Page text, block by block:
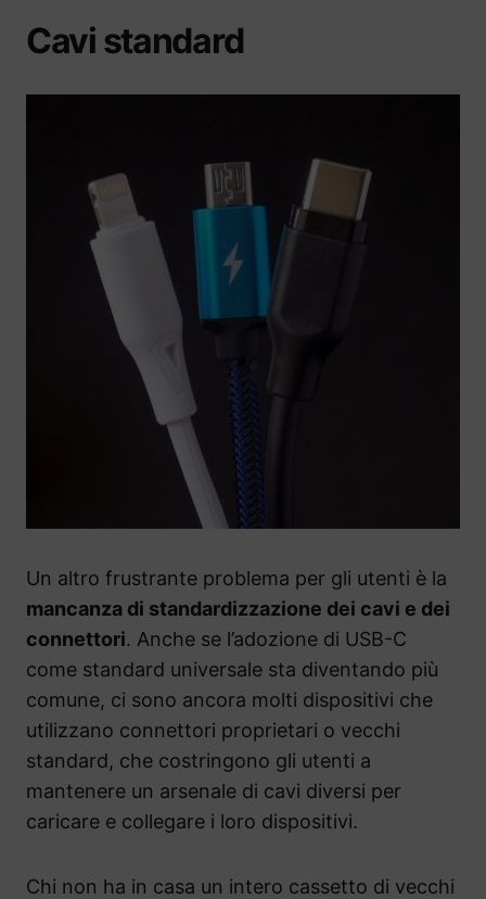
Cavi standard
Un altro frustrante problema per gli utenti è la
mancanza di standardizzazione dei cavi e dei
connettori. Anche se l’adozione di USB-C
come standard universale sta diventando più
comune, ci sono ancora molti dispositivi che
utilizzano connettori proprietari o vecchi
standard, che costringono gli utenti a
mantenere un arsenale di cavi diversi per
caricare e collegare i loro dispositivi.
Chi non ha in casa un intero cassetto di vecchi